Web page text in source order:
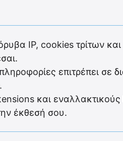
IP, cookies τρίτων
επιτρέπει σε
και
έκθεσή σου.